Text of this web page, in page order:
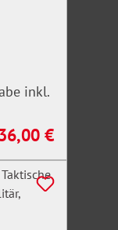
inkl.
Preis:
€